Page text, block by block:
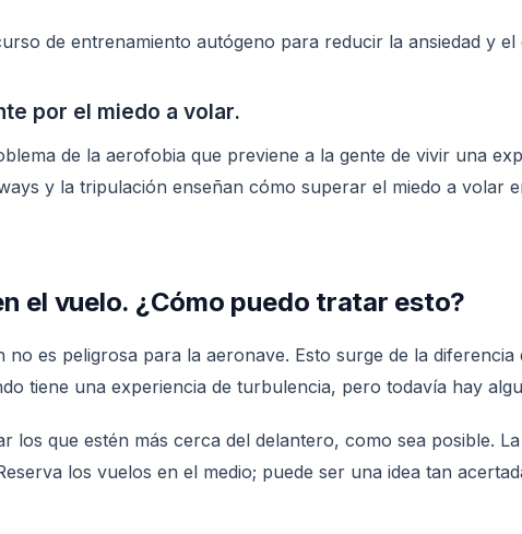
de entrenamiento autógeno para reducir la ansiedad y el
por el miedo a volar.
de la aerofobia que previene a la gente de vivir una
y la tripulación enseñan cómo superar el miedo a volar
el vuelo. ¿Cómo puedo tratar esto?
es peligrosa para la aeronave. Esto surge de la
tiene una experiencia de turbulencia, pero todavía hay
los que estén más cerca del delantero, como sea posible.
los vuelos en el medio; puede ser una idea tan